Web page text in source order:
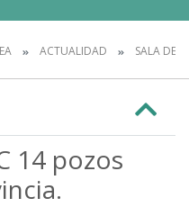
ACTUALIDAD SALA DE
14 pozos